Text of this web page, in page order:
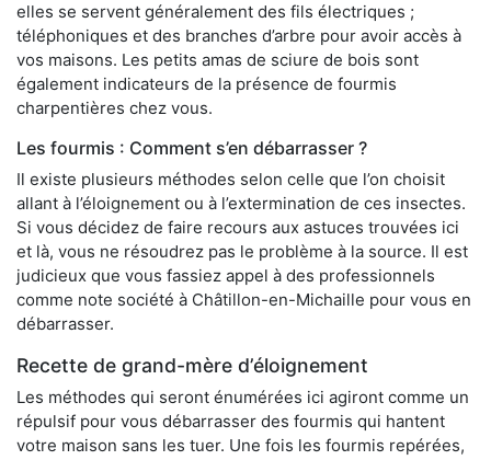
elles se servent généralement des fils électriques ;
téléphoniques et des branches d’arbre pour avoir accès à
vos maisons. Les petits amas de sciure de bois sont
également indicateurs de la présence de fourmis
charpentières chez vous.
Les fourmis : Comment s’en débarrasser ?
Il existe plusieurs méthodes selon celle que l’on choisit
allant à l’éloignement ou à l’extermination de ces insectes.
Si vous décidez de faire recours aux astuces trouvées ici
et là, vous ne résoudrez pas le problème à la source. Il est
judicieux que vous fassiez appel à des professionnels
comme note société à Châtillon-en-Michaille pour vous en
débarrasser.
Recette de grand-mère d’éloignement
Les méthodes qui seront énumérées ici agiront comme un
répulsif pour vous débarrasser des fourmis qui hantent
votre maison sans les tuer. Une fois les fourmis repérées,